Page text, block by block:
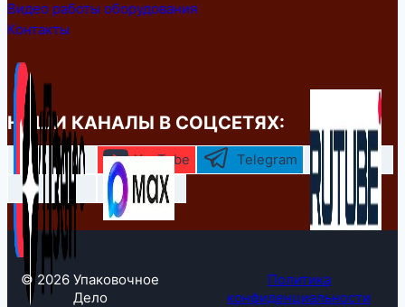
Видео работы оборудования
Контакты
НАШИ КАНАЛЫ В СОЦСЕТЯХ:
YouTube Telegram
© 2026 Упаковочное
Дело
Политика
конфиденциальности